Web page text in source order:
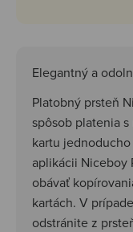
Elegantný a
Platobný prsteň
spôsob platenia
kartu
aplikácii Niceboy
obávať
kartách. V
odstránite z